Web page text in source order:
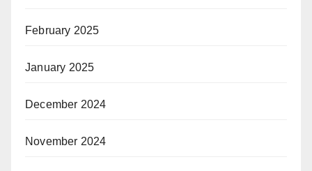
February 2025
January 2025
December 2024
November 2024